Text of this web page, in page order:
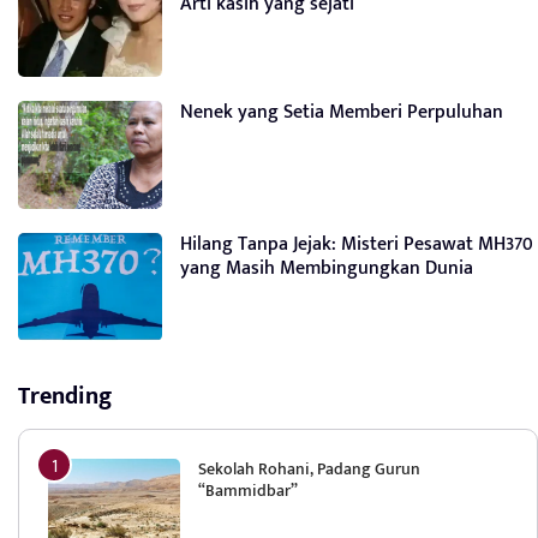
Nenek yang Setia Memberi Perpuluhan
Hilang Tanpa Jejak: Misteri Pesawat MH370
yang Masih Membingungkan Dunia
Trending
Sekolah Rohani, Padang Gurun
“Bammidbar”